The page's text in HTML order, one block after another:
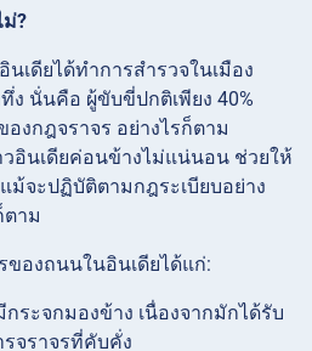
?
เดียได้ทำการสำรวจในเมือง
นั่นคือ ผู้ขับขี่ปกติเพียง 40%
งกฎจราจร อย่างไรก็ตาม
อินเดียค่อนข้างไม่แน่นอน ช่วยให้
ม้จะปฏิบัติตามกฎระเบียบอย่าง
ตาม
องถนนในอินเดียได้แก่:
ระจกมองข้าง เนื่องจากมักได้รับ
จราจรที่คับคั่ง